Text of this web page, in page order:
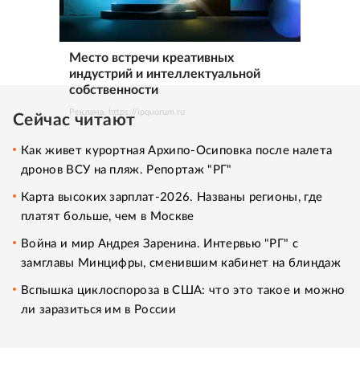
Место встречи креативных
индустрий и интеллектуальной
собственности
Реклама. https://ipquorum.ru
Сейчас читают
Как живет курортная Архипо-Осиповка после налета
дронов ВСУ на пляж. Репортаж "РГ"
Карта высоких зарплат-2026. Названы регионы, где
платят больше, чем в Москве
Война и мир Андрея Заренина. Интервью "РГ" с
замглавы Минцифры, сменившим кабинет на блиндаж
Вспышка циклоспороза в США: что это такое и можно
ли заразиться им в России